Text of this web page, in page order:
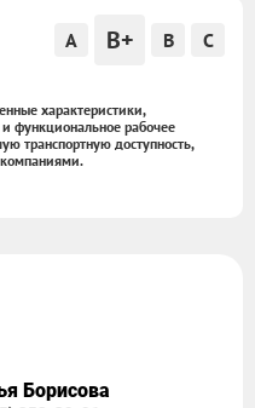
A B+ B C
характеристики,
функциональное рабочее
транспортную доступность,
Борисова